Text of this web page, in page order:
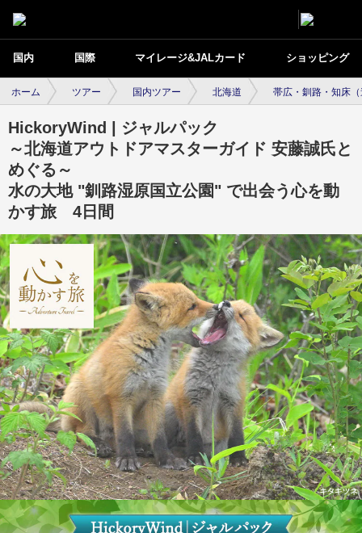
国内 国際 マイレージ&JALカード ショッピング
ホーム ツアー 国内ツアー 北海道 帯広・釧路・知床
HickoryWind | ジャルパック
～北海道アウトドアマスターガイド 安藤誠氏と
めぐる～
水の大地 "釧路湿原国立公園" で出会う心を動
かす旅 4日間